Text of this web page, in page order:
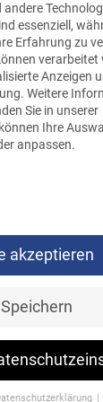
Sie
Gut fürs
essenziell,
Erfahrung zu
verarbeitet
Anzeigen
Weitere
Sie in unserer
Ihre
anpassen.
akzeptieren
Speichern